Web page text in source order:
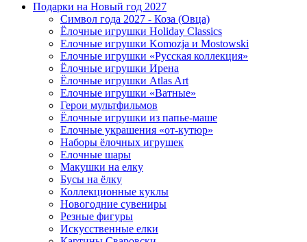
Подарки на Новый год 2027
Символ года 2027 - Коза (Овца)
Ёлочные игрушки Holiday Classics
Елочные игрушки Komozja и Mostowski
Елочные игрушки «Русская коллекция»
Ёлочные игрушки Ирена
Ёлочные игрушки Atlas Art
Елочные игрушки «Ватные»
Герои мультфильмов
Ёлочные игрушки из папье-маше
Елочные украшения «от-кутюр»
Наборы ёлочных игрушек
Елочные шары
Макушки на елку
Бусы на ёлку
Коллекционные куклы
Новогодние сувениры
Резные фигуры
Искусственные елки